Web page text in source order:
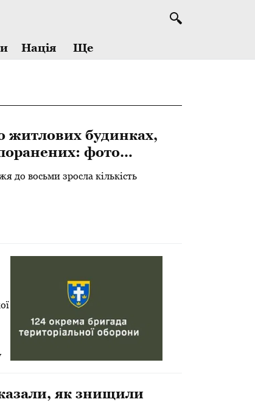
Нація Ще
житлових будинках,
фото
до восьми зросла кількість
як знищили